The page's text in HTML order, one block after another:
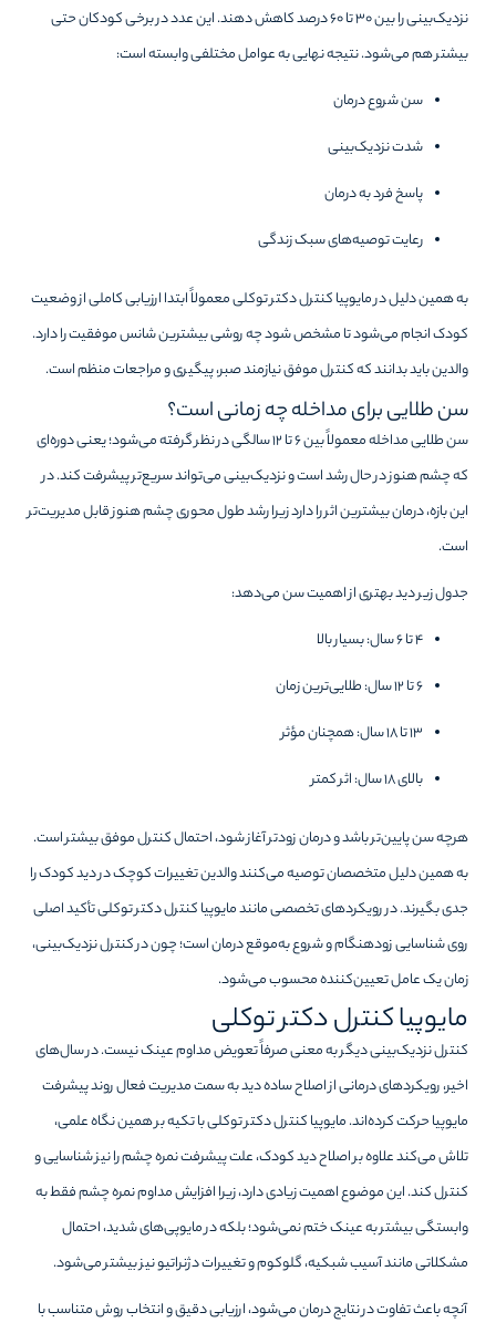
نزدیک‌بینی را بین ۳۰ تا ۶۰ درصد کاهش دهند. این عدد در برخی کودکان حتی
بیشتر هم می‌شود. نتیجه نهایی به عوامل مختلفی وابسته است:
سن شروع درمان
شدت نزدیک‌بینی
پاسخ فرد به درمان
رعایت توصیه‌های سبک زندگی
به همین دلیل در مایوپیا کنترل دکتر توکلی معمولاً ابتدا ارزیابی کاملی از وضعیت
کودک انجام می‌شود تا مشخص شود چه روشی بیشترین شانس موفقیت را دارد.
والدین باید بدانند که کنترل موفق نیازمند صبر، پیگیری و مراجعات منظم است.
سن طلایی برای مداخله چه زمانی است؟
سن طلایی مداخله معمولاً بین ۶ تا ۱۲ سالگی در نظر گرفته می‌شود؛ یعنی دوره‌ای
که چشم هنوز در حال رشد است و نزدیک‌بینی می‌تواند سریع‌تر پیشرفت کند. در
این بازه، درمان بیشترین اثر را دارد زیرا رشد طول محوری چشم هنوز قابل مدیریت‌تر
است.
جدول زیر دید بهتری از اهمیت سن می‌دهد:
۴ تا ۶ سال: بسیار بالا
۶ تا ۱۲ سال: طلایی‌ترین زمان
۱۳ تا ۱۸ سال: همچنان مؤثر
بالای ۱۸ سال: اثر کمتر
هرچه سن پایین‌تر باشد و درمان زودتر آغاز شود، احتمال کنترل موفق بیشتر است.
به همین دلیل متخصصان توصیه می‌کنند والدین تغییرات کوچک در دید کودک را
جدی بگیرند. در رویکردهای تخصصی مانند مایوپیا کنترل دکتر توکلی تأکید اصلی
روی شناسایی زودهنگام و شروع به‌موقع درمان است؛ چون در کنترل نزدیک‌بینی،
زمان یک عامل تعیین‌کننده محسوب می‌شود.
مایوپیا کنترل دکتر توکلی
کنترل نزدیک‌بینی دیگر به معنی صرفاً تعویض مداوم عینک نیست. در سال‌های
اخیر، رویکردهای درمانی از اصلاح ساده دید به سمت مدیریت فعال روند پیشرفت
مایوپیا حرکت کرده‌اند. مایوپیا کنترل دکتر توکلی با تکیه بر همین نگاه علمی،
تلاش می‌کند علاوه بر اصلاح دید کودک، علت پیشرفت نمره چشم را نیز شناسایی و
کنترل کند. این موضوع اهمیت زیادی دارد، زیرا افزایش مداوم نمره چشم فقط به
وابستگی بیشتر به عینک ختم نمی‌شود؛ بلکه در مایوپی‌های شدید، احتمال
مشکلاتی مانند آسیب شبکیه، گلوکوم و تغییرات دژنراتیو نیز بیشتر می‌شود.
آنچه باعث تفاوت در نتایج درمان می‌شود، ارزیابی دقیق و انتخاب روش متناسب با